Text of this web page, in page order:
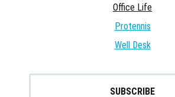
Office Life
Protennis
Well Desk
SUBSCRIBE